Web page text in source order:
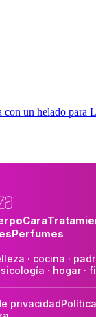
con un helado para
Cara
Perfumes
· cocina ·
· hogar·
privacidad